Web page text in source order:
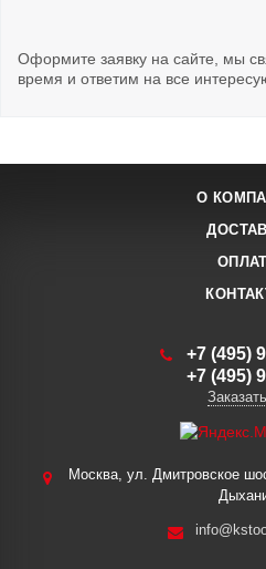
Оформите заявку на сайте, мы
время и ответим на все
О
+7 (495)
+7 (495)
Москва, ул. Дмитровское